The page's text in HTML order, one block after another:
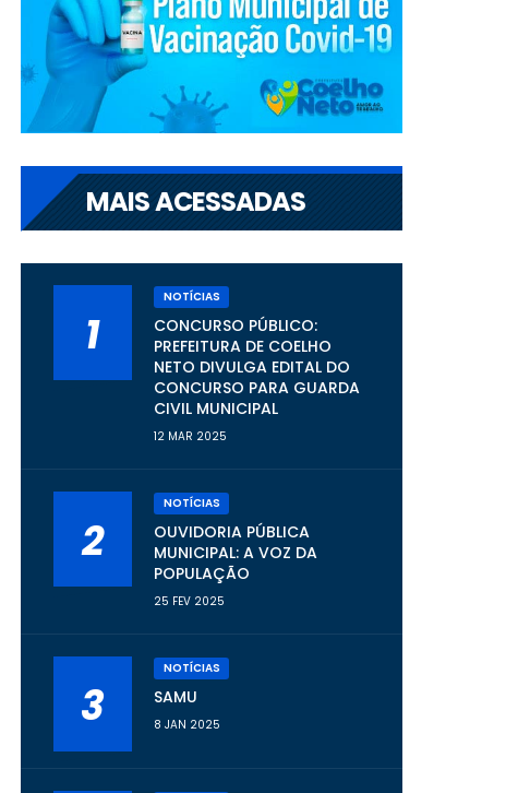
MAIS ACESSADAS
1
NOTÍCIAS
CONCURSO PÚBLICO:
PREFEITURA DE COELHO
NETO DIVULGA EDITAL DO
CONCURSO PARA GUARDA
CIVIL MUNICIPAL
12 MAR 2025
2
NOTÍCIAS
OUVIDORIA PÚBLICA
MUNICIPAL: A VOZ DA
POPULAÇÃO
25 FEV 2025
3
NOTÍCIAS
SAMU
8 JAN 2025